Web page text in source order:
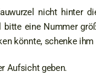
nicht hinter
eine Nummer
könnte, schenke ihm
Aufsicht geben.